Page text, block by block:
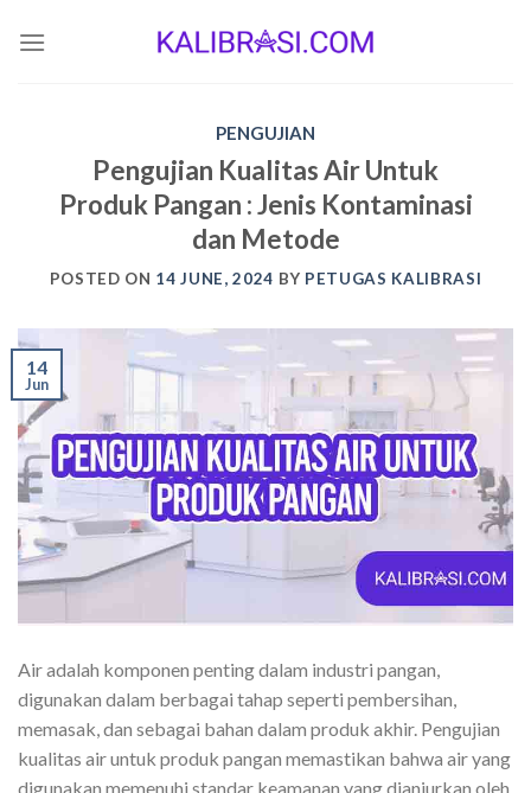
PENGUJIAN
Pengujian Kualitas Air Untuk
Produk Pangan : Jenis Kontaminasi
dan Metode
POSTED ON 14 JUNE, 2024 BY PETUGAS KALIBRASI
14
Jun
Air adalah komponen penting dalam industri pangan,
digunakan dalam berbagai tahap seperti pembersihan,
memasak, dan sebagai bahan dalam produk akhir. Pengujian
kualitas air untuk produk pangan memastikan bahwa air yang
digunakan memenuhi standar keamanan yang dianjurkan oleh